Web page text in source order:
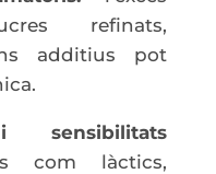
refinats,
additius pot
com làctics,